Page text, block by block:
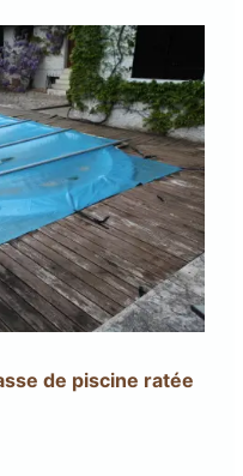
de piscine ratée